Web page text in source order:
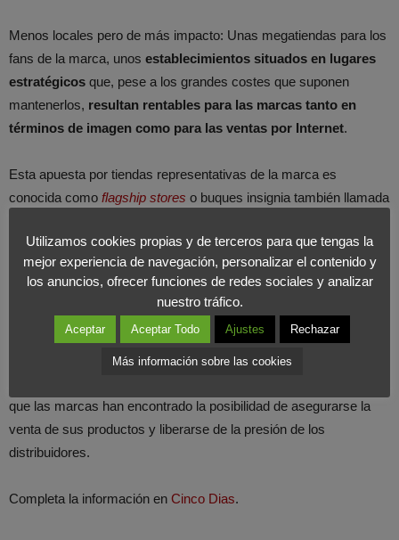
Menos locales pero de más impacto: Unas megatiendas para los
fans de la marca, unos establecimientos situados en lugares
estratégicos que, pese a los grandes costes que suponen
mantenerlos, resultan rentables para las marcas tanto en
términos de imagen como para las ventas por Internet.
Esta apuesta por tiendas representativas de la marca es
conocida como flagship stores o buques insignia también llamada
pretenden las marcas esestar cerca del cliente, una necesidad
imperiosa para las marcas de consumo que se encuentran en
mercados competitivos y maduros.
Se trata de una práctica creciente, quebeneficia a las marcas
pero no a los distribuidores. Desde el punto de vista del
que las marcas han encontrado la posibilidad de asegurarse la
venta de sus productos y liberarse de la presión de los
distribuidores.
Completa la información en Cinco Dias.
Utilizamos cookies propias y de terceros para que tengas la
mejor experiencia de navegación, personalizar el contenido y
los anuncios, ofrecer funciones de redes sociales y analizar
nuestro tráfico.
Aceptar Aceptar Todo Ajustes Rechazar
Más información sobre las cookies